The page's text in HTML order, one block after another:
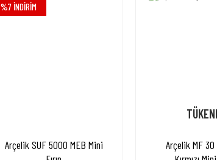
%7 İNDİRİM
Arçelik SUF 5000 MEB Mini
Arçelik MF 30